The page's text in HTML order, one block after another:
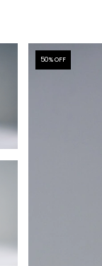
50% OFF